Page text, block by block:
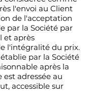
l'envoi au Client
de l'acceptation
par la Société par
et après
l'intégralité du prix.
par la Société
après la
adressée au
accessible sur